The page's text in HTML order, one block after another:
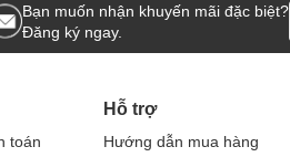
Bạn muốn nhận khuyến mãi đặc biệt?
Đăng ký ngay.
toán
Hỗ trợ
Hướng dẫn mua hàng